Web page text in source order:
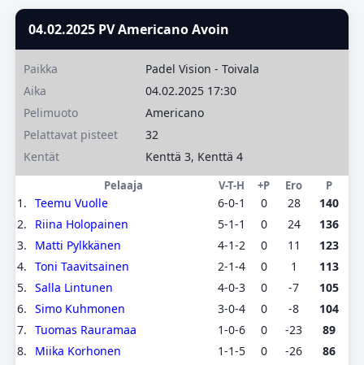
04.02.2025 PV Americano Avoin
Paikka
Padel Vision - Toivala
Aika
04.02.2025 17:30
Pelimuoto
Americano
Pelattavat pisteet
32
Kentät
Kenttä 3, Kenttä 4
Pelaaja V-T-H +P Ero P
1. Teemu Vuolle 6-0-1 0 28
140
2.
Riina Holopainen 5-1-1 0 24
136
3.
Matti Pylkkänen 4-1-2 0 11
123
4. Toni Taavitsainen 2-1-4 0 1
113
5. Salla Lintunen 4-0-3 0 -7
105
6. Simo Kuhmonen 3-0-4 0 -8
104
7. Tuomas Rauramaa 1-0-6 0 -23
89
8.
Miika Korhonen 1-1-5 0 -26 86